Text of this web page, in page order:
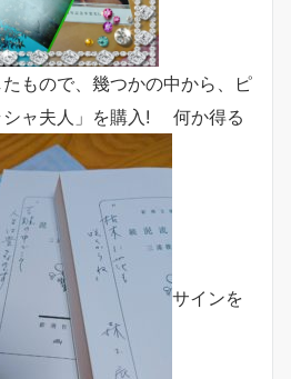
もので、幾つかの中から、ピ
シャ夫人」を購入! 何か得る
サインを